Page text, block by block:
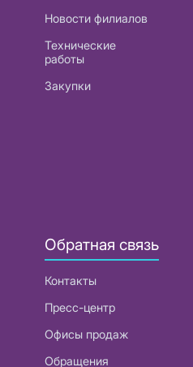
Новости филиалов
Технические
работы
Закупки
Обратная связь
Контакты
Пресс-центр
Офисы продаж
Обращения